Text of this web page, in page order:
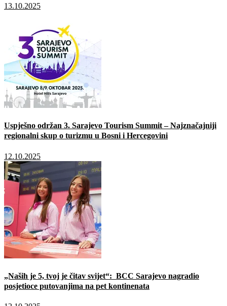
13.10.2025
Uspješno održan 3. Sarajevo Tourism Summit – Najznačajniji
regionalni skup o turizmu u Bosni i Hercegovini
12.10.2025
„Naših je 5, tvoj je čitav svijet“: BCC Sarajevo nagradio
posjetioce putovanjima na pet kontinenata